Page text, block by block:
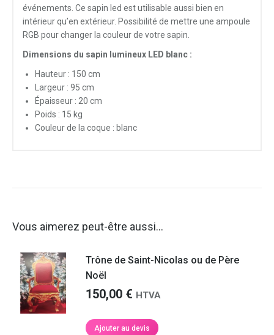
événements. Ce sapin led est utilisable aussi bien en
intérieur qu’en extérieur. Possibilité de mettre une ampoule
RGB pour changer la couleur de votre sapin.
Dimensions du sapin lumineux LED blanc :
Hauteur : 150 cm
Largeur : 95 cm
Épaisseur : 20 cm
Poids : 15 kg
Couleur de la coque : blanc
Vous aimerez peut-être aussi…
Trône de Saint-Nicolas ou de Père
Noël
150,00 € HTVA
Ajouter au devis